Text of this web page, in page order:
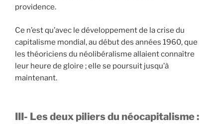
providence.
Ce n’est qu’avec le développement de la crise du
capitalisme mondial, au début des années 1960, que
les théoriciens du néolibéralisme allaient connaître
leur heure de gloire ; elle se poursuit jusqu’à
maintenant.
III- Les deux piliers du néocapitalisme :